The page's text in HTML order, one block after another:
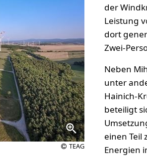
TEAG
der
Leistung
dort
Zwei-
Neben
unter
Hainich-
beteiligt
einen Teil
Energien